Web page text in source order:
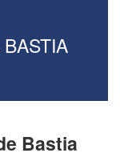
Bastia